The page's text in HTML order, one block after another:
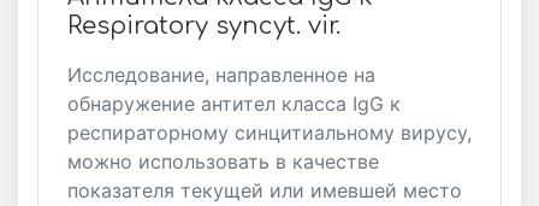
Respiratory syncyt. vir.
Исследование, направленное на
обнаружение антител класса IgG к
респираторному синцитиальному вирусу,
можно использовать в качестве
показателя текущей или имевшей место